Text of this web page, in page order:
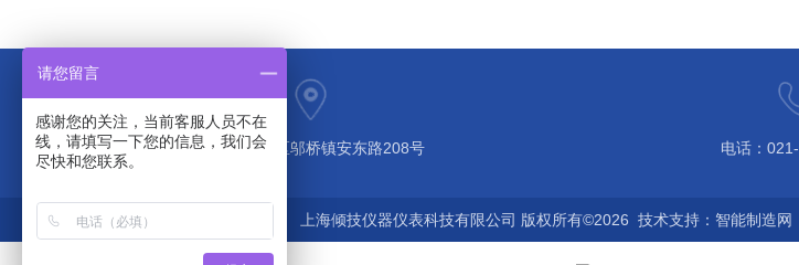
上海市奉贤区邬桥镇安东路208号 电话：
上海倾技仪器仪表科技有限公司 版权所有©2026 技术支持： 智能制造网
请您留言
感谢您的关注，当前客服人员不在
线，请填写一下您的信息，我们会
尽快和您联系。